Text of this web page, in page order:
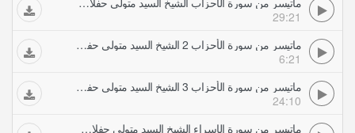
29:21
ماتيسر من سورة الأحزاب 2 الشيخ السيد متولي حفلات تلاوات مجودة
6:21
ماتيسر من سورة الأحزاب 3 الشيخ السيد متولي حفلات تلاوات مجودة
24:10
ماتيسر من سورة الإسراء الشيخ السيد متولي حفلات تلاوات مجودة